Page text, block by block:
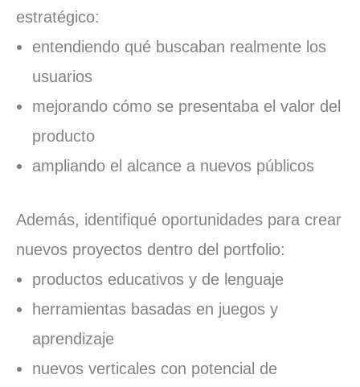
estratégico:
entendiendo qué buscaban realmente los
usuarios
mejorando cómo se presentaba el valor del
producto
ampliando el alcance a nuevos públicos
Además, identifiqué oportunidades para crear
nuevos proyectos dentro del portfolio:
productos educativos y de lenguaje
herramientas basadas en juegos y
aprendizaje
nuevos verticales con potencial de